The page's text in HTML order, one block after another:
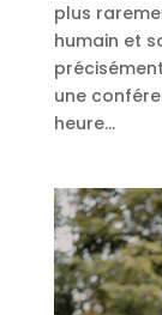
plus
humain et
une
heure...